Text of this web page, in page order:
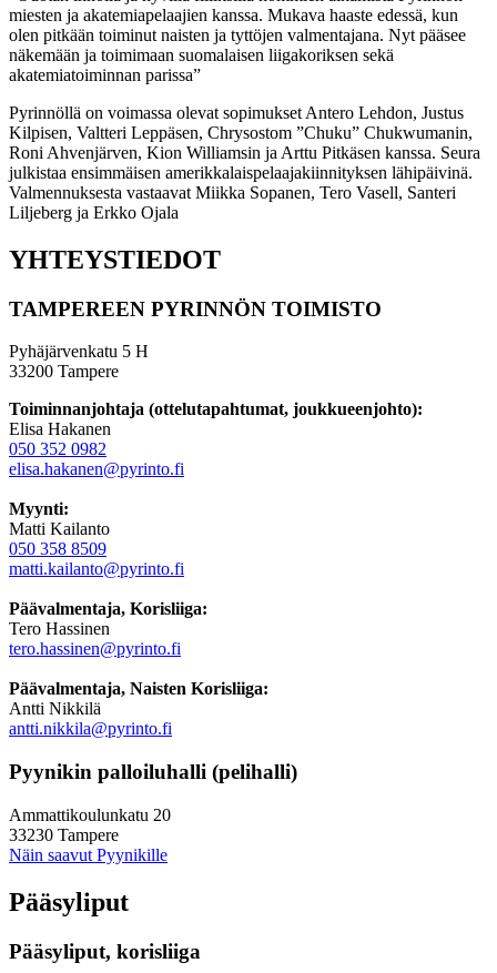
miesten ja akatemiapelaajien kanssa. Mukava haaste edessä, kun
olen pitkään toiminut naisten ja tyttöjen valmentajana. Nyt pääsee
näkemään ja toimimaan suomalaisen liigakoriksen sekä
akatemiatoiminnan parissa”
Pyrinnöllä on voimassa olevat sopimukset Antero Lehdon, Justus
Kilpisen, Valtteri Leppäsen, Chrysostom ”Chuku” Chukwumanin,
Roni Ahvenjärven, Kion Williamsin ja Arttu Pitkäsen kanssa. Seura
julkistaa ensimmäisen amerikkalaispelaajakiinnityksen lähipäivinä.
Valmennuksesta vastaavat Miikka Sopanen, Tero Vasell, Santeri
Liljeberg ja Erkko Ojala
YHTEYSTIEDOT
TAMPEREEN PYRINNÖN TOIMISTO
Pyhäjärvenkatu 5 H
33200 Tampere
Toiminnanjohtaja (ottelutapahtumat, joukkueenjohto):
Elisa Hakanen
050 352 0982
elisa.hakanen@pyrinto.fi
Myynti:
Matti Kailanto
050 358 8509
matti.kailanto@pyrinto.fi
Päävalmentaja, Korisliiga:
Tero Hassinen
tero.hassinen@pyrinto.fi
Päävalmentaja, Naisten Korisliiga:
Antti Nikkilä
antti.nikkila@pyrinto.fi
Pyynikin palloiluhalli (pelihalli)
Ammattikoulunkatu 20
33230 Tampere
Näin saavut Pyynikille
Pääsyliput
Pääsyliput, korisliiga